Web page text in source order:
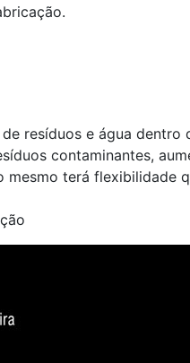
resíduos e água dentro
contaminantes,
terá flexibilidade